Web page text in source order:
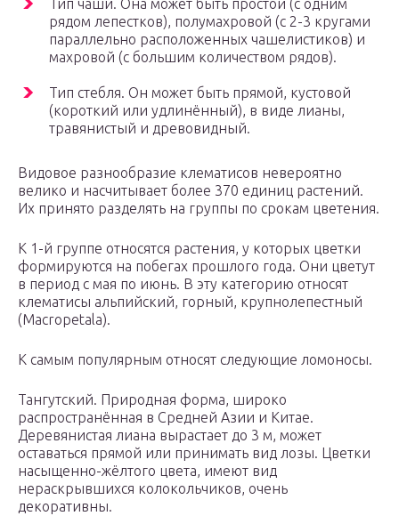
Тип чаши. Она может быть простой (с одним
рядом лепестков), полумахровой (с 2-3 кругами
параллельно расположенных чашелистиков) и
махровой (с большим количеством рядов).
Тип стебля. Он может быть прямой, кустовой
(короткий или удлинённый), в виде лианы,
травянистый и древовидный.
Видовое разнообразие клематисов невероятно
велико и насчитывает более 370 единиц растений.
Их принято разделять на группы по срокам цветения.
К 1-й группе относятся растения, у которых цветки
формируются на побегах прошлого года. Они цветут
в период с мая по июнь. В эту категорию относят
клематисы альпийский, горный, крупнолепестный
(Macropetala).
К самым популярным относят следующие ломоносы.
Тангутский. Природная форма, широко
распространённая в Средней Азии и Китае.
Деревянистая лиана вырастает до 3 м, может
оставаться прямой или принимать вид лозы. Цветки
насыщенно-жёлтого цвета, имеют вид
нераскрывшихся колокольчиков, очень
декоративны.